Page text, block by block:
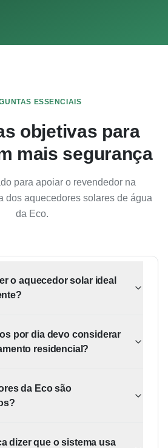
ESSENCIAIS
objetivas para
mais segurança
para apoiar o revendedor na
dos aquecedores solares de água
da Eco.
o aquecedor solar ideal
por dia devo considerar
residencial?
da Eco são
dizer que o sistema usa